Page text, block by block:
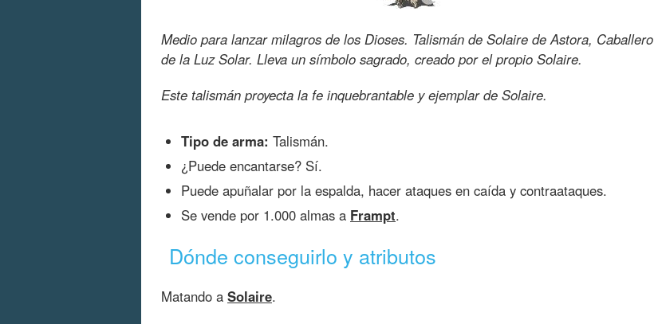
Medio para lanzar milagros de los Dioses. Talismán de Solaire de Astora, Caballero
de la Luz Solar. Lleva un símbolo sagrado, creado por el propio Solaire.
Este talismán proyecta la fe inquebrantable y ejemplar de Solaire.
Tipo de arma: Talismán.
¿Puede encantarse? Sí.
Puede apuñalar por la espalda, hacer ataques en caída y contraataques.
Se vende por 1.000 almas a Frampt.
Dónde conseguirlo y atributos
Matando a Solaire.